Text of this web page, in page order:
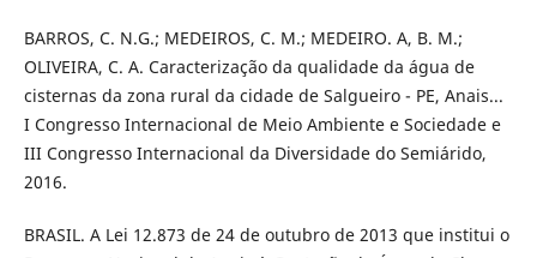
BARROS, C. N.G.; MEDEIROS, C. M.; MEDEIRO. A, B. M.;
OLIVEIRA, C. A. Caracterização da qualidade da água de
cisternas da zona rural da cidade de Salgueiro - PE, Anais...
I Congresso Internacional de Meio Ambiente e Sociedade e
III Congresso Internacional da Diversidade do Semiárido,
2016.
BRASIL. A Lei 12.873 de 24 de outubro de 2013 que institui o